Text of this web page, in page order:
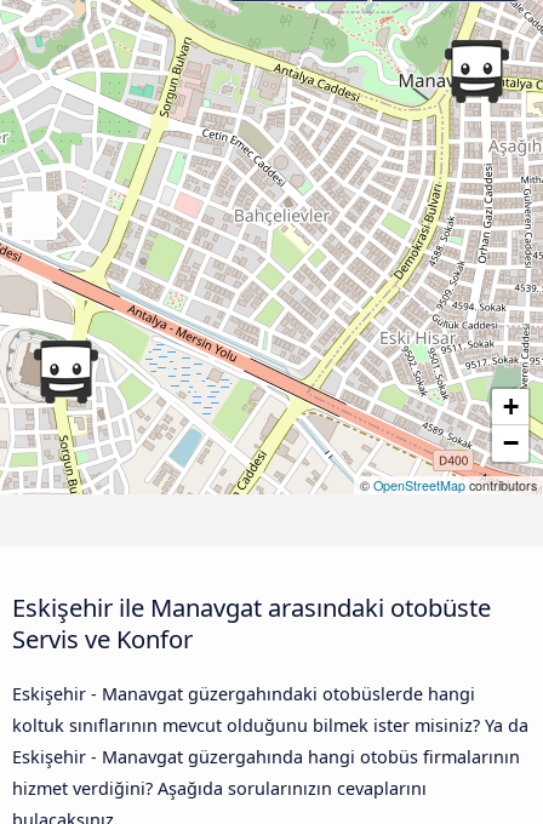
+
−
© OpenStreetMap contributors
Eskişehir ile Manavgat arasındaki otobüste
Servis ve Konfor
Eskişehir - Manavgat güzergahındaki otobüslerde hangi
koltuk sınıflarının mevcut olduğunu bilmek ister misiniz? Ya da
Eskişehir - Manavgat güzergahında hangi otobüs firmalarının
hizmet verdiğini? Aşağıda sorularınızın cevaplarını
bulacaksınız.